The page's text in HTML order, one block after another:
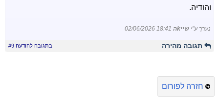
והודיה.
נערך ע"י שייkה 02/06/2026 18:41
תגובה מהירה בתגובה להודעה #9
חזרה לפורום